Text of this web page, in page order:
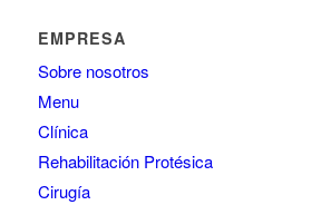
EMPRESA
Sobre nosotros
Menu
Clínica
Rehabilitación Protésica
Cirugía